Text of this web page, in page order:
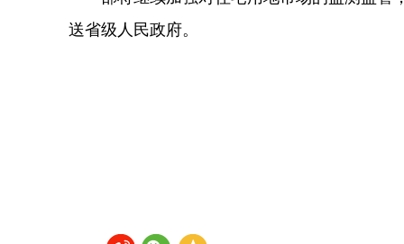
送省级人民政府。